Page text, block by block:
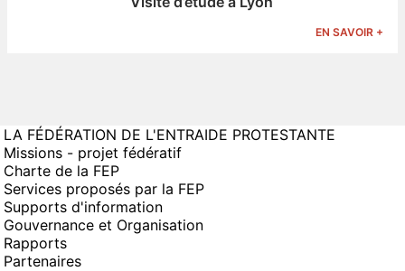
EN SAVOIR +
LA FÉDÉRATION DE L'ENTRAIDE PROTESTANTE
Missions - projet fédératif
Charte de la FEP
Services proposés par la FEP
Supports d'information
Gouvernance et Organisation
Rapports
Partenaires